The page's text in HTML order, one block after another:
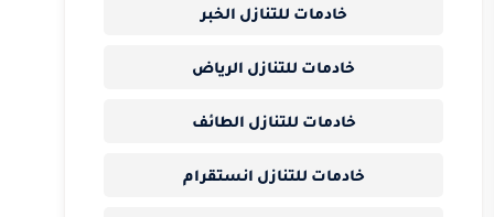
خادمات للتنازل الخبر
خادمات للتنازل الرياض
خادمات للتنازل الطائف
خادمات للتنازل انستقرام